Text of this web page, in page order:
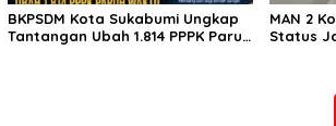
BKPSDM Kota Sukabumi Ungkap
Tantangan Ubah 1.814 PPPK Paruh
MAN 2
Status
yang